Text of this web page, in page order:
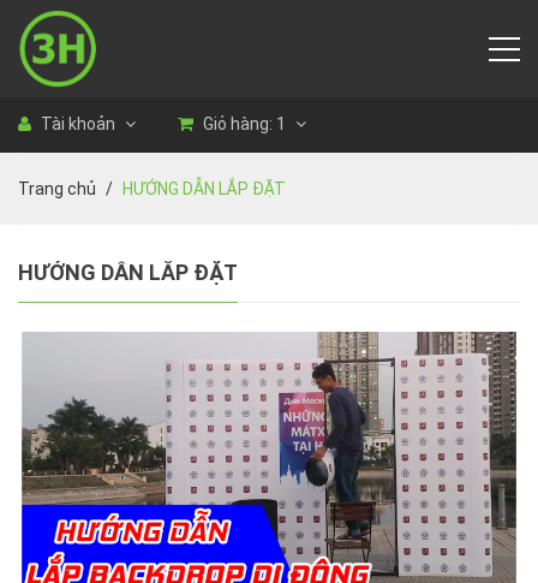
Tài khoản Giỏ hàng: 1
Trang chủ HƯỚNG DẪN LẮP ĐẶT
HƯỚNG DẪN LẮP ĐẶT